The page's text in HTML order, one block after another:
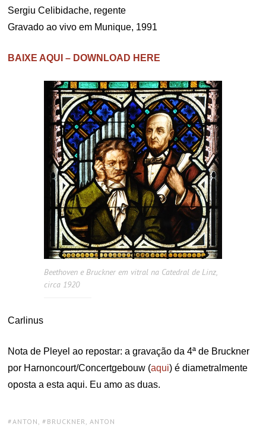
Sergiu Celibidache, regente
Gravado ao vivo em Munique, 1991
BAIXE AQUI – DOWNLOAD HERE
Beethoven e Bruckner em vitral na Catedral de Linz,
circa 1920
Carlinus
Nota de Pleyel ao repostar: a gravação da 4ª de Bruckner
por Harnoncourt/Concertgebouw (aqui) é diametralmente
oposta a esta aqui. Eu amo as duas.
TAGS:
ANTON , BRUCKNER, ANTON